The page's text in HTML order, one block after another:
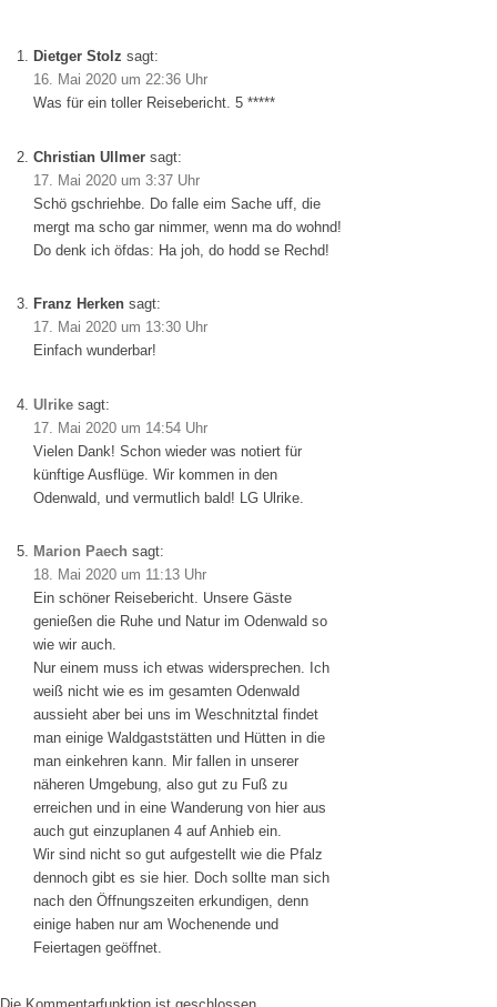
Dietger Stolz sagt:
16. Mai 2020 um 22:36 Uhr
Was für ein toller Reisebericht. 5 *****
Christian Ullmer sagt:
17. Mai 2020 um 3:37 Uhr
Schö gschriehbe. Do falle eim Sache uff, die
mergt ma scho gar nimmer, wenn ma do wohnd!
Do denk ich öfdas: Ha joh, do hodd se Rechd!
Franz Herken sagt:
17. Mai 2020 um 13:30 Uhr
Einfach wunderbar!
Ulrike sagt:
17. Mai 2020 um 14:54 Uhr
Vielen Dank! Schon wieder was notiert für
künftige Ausflüge. Wir kommen in den
Odenwald, und vermutlich bald! LG Ulrike.
Marion Paech sagt:
18. Mai 2020 um 11:13 Uhr
Ein schöner Reisebericht. Unsere Gäste
genießen die Ruhe und Natur im Odenwald so
wie wir auch.
Nur einem muss ich etwas widersprechen. Ich
weiß nicht wie es im gesamten Odenwald
aussieht aber bei uns im Weschnitztal findet
man einige Waldgaststätten und Hütten in die
man einkehren kann. Mir fallen in unserer
näheren Umgebung, also gut zu Fuß zu
erreichen und in eine Wanderung von hier aus
auch gut einzuplanen 4 auf Anhieb ein.
Wir sind nicht so gut aufgestellt wie die Pfalz
dennoch gibt es sie hier. Doch sollte man sich
nach den Öffnungszeiten erkundigen, denn
einige haben nur am Wochenende und
Feiertagen geöffnet.